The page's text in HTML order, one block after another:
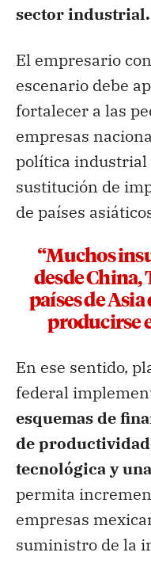
sector industrial.
El empresario
escenario debe
fortalecer a las
empresas
política industrial
sustitución de
de países
“Muchos
desde China,
países de
producirse
En ese sentido,
federal
esquemas de
de
tecnológica y
permita
empresas
suministro de la